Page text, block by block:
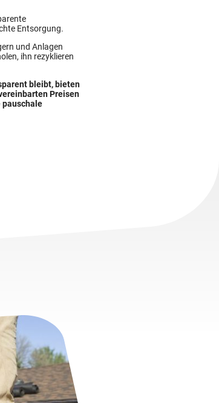
Entsorgung.
und Anlagen
ihn rezyklieren
bleibt, bieten
Preisen
pauschale